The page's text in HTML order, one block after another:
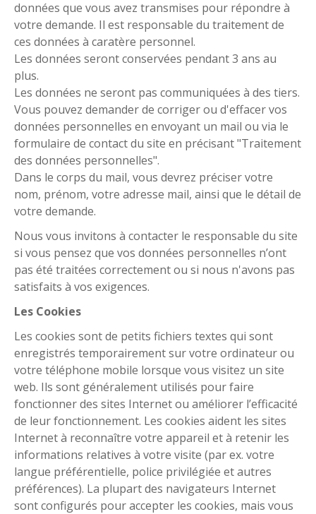
données que vous avez transmises pour répondre à
votre demande. Il est responsable du traitement de
ces données à caratère personnel.
Les données seront conservées pendant 3 ans au
plus.
Les données ne seront pas communiquées à des tiers.
Vous pouvez demander de corriger ou d'effacer vos
données personnelles en envoyant un mail ou via le
formulaire de contact du site en précisant "Traitement
des données personnelles".
Dans le corps du mail, vous devrez préciser votre
nom, prénom, votre adresse mail, ainsi que le détail de
votre demande.
Nous vous invitons à contacter le responsable du site
si vous pensez que vos données personnelles n’ont
pas été traitées correctement ou si nous n'avons pas
satisfaits à vos exigences.
Les Cookies
Les cookies sont de petits fichiers textes qui sont
enregistrés temporairement sur votre ordinateur ou
votre téléphone mobile lorsque vous visitez un site
web. Ils sont généralement utilisés pour faire
fonctionner des sites Internet ou améliorer l’efficacité
de leur fonctionnement. Les cookies aident les sites
Internet à reconnaître votre appareil et à retenir les
informations relatives à votre visite (par ex. votre
langue préférentielle, police privilégiée et autres
préférences). La plupart des navigateurs Internet
sont configurés pour accepter les cookies, mais vous